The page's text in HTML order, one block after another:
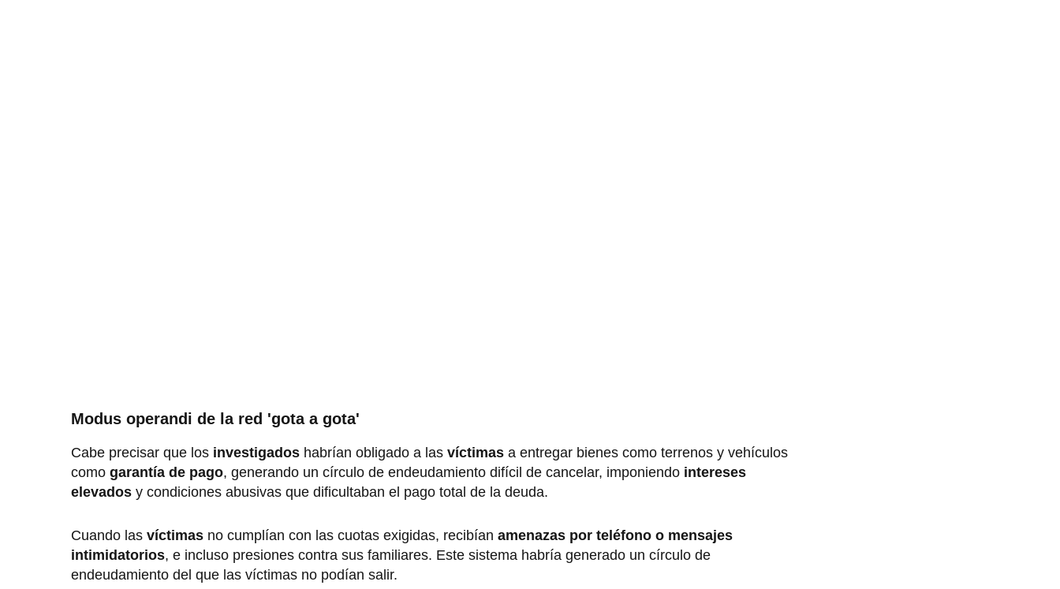
Modus operandi de la red 'gota a gota'
Cabe precisar que los investigados habrían obligado a las víctimas a entregar bienes como terrenos y vehículos
como garantía de pago, generando un círculo de endeudamiento difícil de cancelar, imponiendo intereses
elevados y condiciones abusivas que dificultaban el pago total de la deuda.
Cuando las víctimas no cumplían con las cuotas exigidas, recibían amenazas por teléfono o mensajes
intimidatorios, e incluso presiones contra sus familiares. Este sistema habría generado un círculo de
endeudamiento del que las víctimas no podían salir.